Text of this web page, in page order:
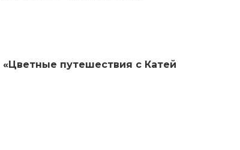
«Цветные путешествия с Катей